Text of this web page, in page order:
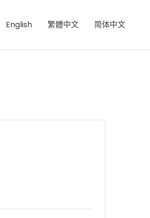
English 繁體中文 简体中文